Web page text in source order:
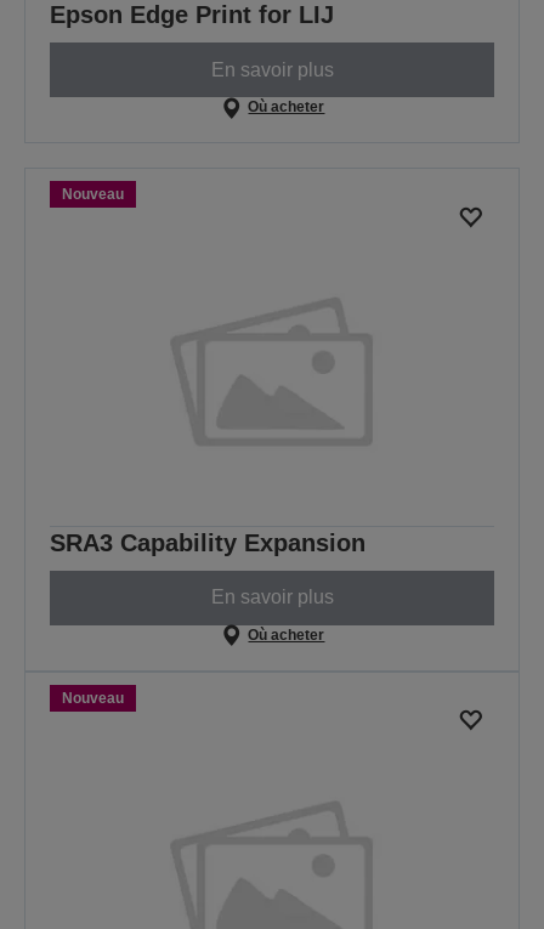
Epson Edge Print for LIJ
En savoir plus
Où acheter
Nouveau
SRA3 Capability Expansion
En savoir plus
Où acheter
Nouveau